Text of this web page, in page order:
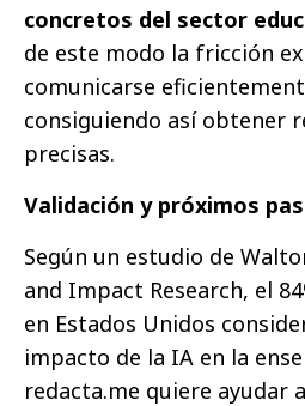
concretos del sector
de este modo la fricción
comunicarse
consiguiendo así obtener
precisas.
Validación y próximos
Según un estudio de
and Impact Research, el
en Estados Unidos
impacto de la IA en la
redacta.me quiere ayudar